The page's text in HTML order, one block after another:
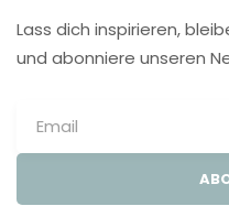
Lass dich inspirieren,
und abonniere unseren